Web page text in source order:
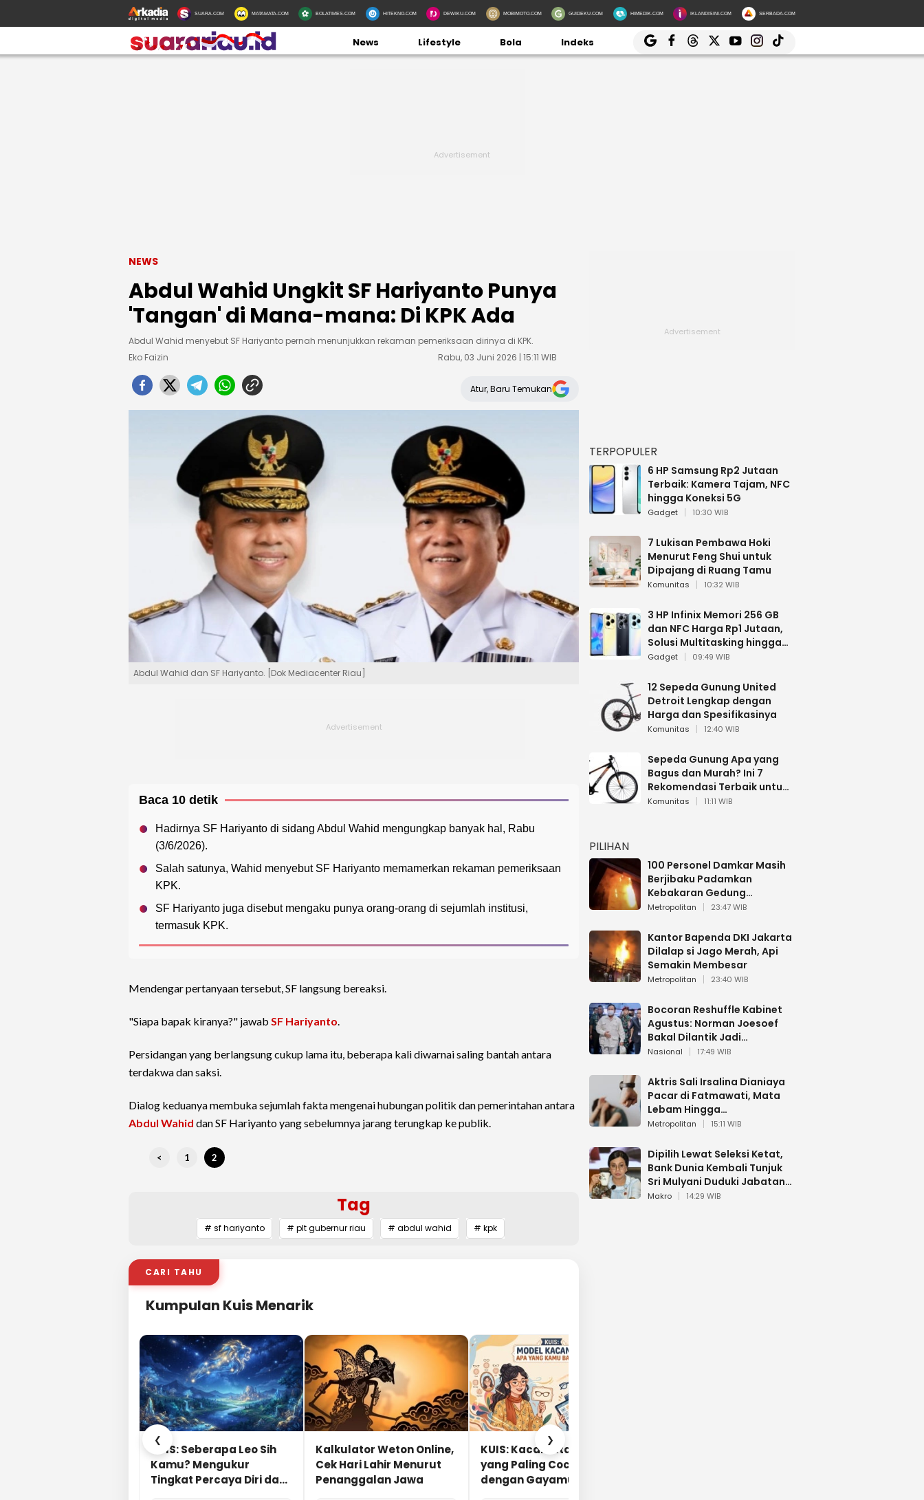
SUARA.COM MATAMATA.COM BOLATIMES.COM HITEKNO.COM DEWIKU.COM MOBIMOTO.COM GUIDEKU.COM HIMEDIK.COM IKLANDISINI.COM SERBADA.COM
News Lifestyle Bola Indeks
NEWS
Abdul Wahid Ungkit SF Hariyanto Punya
'Tangan' di Mana-mana: Di KPK Ada
Abdul Wahid menyebut SF Hariyanto pernah menunjukkan rekaman pemeriksaan dirinya di KPK.
Eko Faizin
Rabu, 03 Juni 2026 | 15:11 WIB
Atur, Baru Temukan
Abdul Wahid dan SF Hariyanto. [Dok Mediacenter Riau]
Baca 10 detik
Hadirnya SF Hariyanto di sidang Abdul Wahid mengungkap banyak hal, Rabu
(3/6/2026).
Salah satunya, Wahid menyebut SF Hariyanto memamerkan rekaman pemeriksaan
KPK.
SF Hariyanto juga disebut mengaku punya orang-orang di sejumlah institusi,
termasuk KPK.
Mendengar pertanyaan tersebut, SF langsung bereaksi.
"Siapa bapak kiranya?" jawab SF Hariyanto.
Persidangan yang berlangsung cukup lama itu, beberapa kali diwarnai saling bantah antara
terdakwa dan saksi.
Dialog keduanya membuka sejumlah fakta mengenai hubungan politik dan pemerintahan antara
Abdul Wahid dan SF Hariyanto yang sebelumnya jarang terungkap ke publik.
< 1 2
Tag
# sf hariyanto # plt gubernur riau # abdul wahid # kpk
CARI TAHU
Kumpulan Kuis Menarik
❮
KUIS: Seberapa Leo Sih
Kamu? Mengukur
Tingkat Percaya Diri dan
Kalkulator Weton Online,
Cek Hari Lahir Menurut
Penanggalan Jawa
KUIS: Kacamata Apa
yang Paling Cocok
dengan Gayamu?
❯
TERPOPULER
6 HP Samsung Rp2 Jutaan
Terbaik: Kamera Tajam, NFC
hingga Koneksi 5G
Gadget 10:30 WIB
7 Lukisan Pembawa Hoki
Menurut Feng Shui untuk
Dipajang di Ruang Tamu
Komunitas 10:32 WIB
3 HP Infinix Memori 256 GB
dan NFC Harga Rp1 Jutaan,
Solusi Multitasking hingga
Gaming
Gadget 09:49 WIB
12 Sepeda Gunung United
Detroit Lengkap dengan
Harga dan Spesifikasinya
Komunitas 12:40 WIB
Sepeda Gunung Apa yang
Bagus dan Murah? Ini 7
Rekomendasi Terbaik untuk
Pemula
Komunitas 11:11 WIB
PILIHAN
100 Personel Damkar Masih
Berjibaku Padamkan
Kebakaran Gedung
Bapenda DKI
Metropolitan 23:47 WIB
Kantor Bapenda DKI Jakarta
Dilalap si Jago Merah, Api
Semakin Membesar
Metropolitan 23:40 WIB
Bocoran Reshuffle Kabinet
Agustus: Norman Joesoef
Bakal Dilantik Jadi
Wamenhan RI
Nasional 17:49 WIB
Aktris Sali Irsalina Dianiaya
Pacar di Fatmawati, Mata
Lebam Hingga
Diselamatkan Polantas
Metropolitan 15:11 WIB
Dipilih Lewat Seleksi Ketat,
Bank Dunia Kembali Tunjuk
Sri Mulyani Duduki Jabatan
Strategis
Makro 14:29 WIB